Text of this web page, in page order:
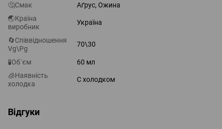
🤔Смак
Аґрус, Ожина
🌏Країна
виробник
Україна
🔄Співвідношення
Vg\Pg
70\30
🧪Об`єм
60 мл
🧊Наявність
холодка
С холодком
Відгуки